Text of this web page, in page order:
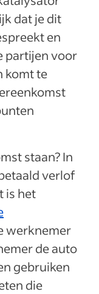
dat je dit
en
partijen voor
komt te
staan? In
verlof
is het
werknemer
de auto
gebruiken
die